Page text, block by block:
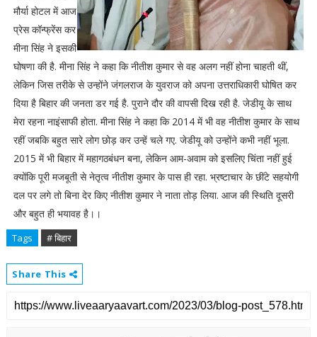
मौर्या होटल में आज
प्रेस कॉन्फ्रेंस कर
मीना सिंह ने इसकी
घोषणा की है. मीना सिंह ने कहा कि नीतीश कुमार से वह अलग नहीं होना चाहती थीं,
लेकिन जिस तरीके से उन्होंने जंगलराज के युवराज को अपना उत्तराधिकारी घोषित कर
दिया है बिहार की जनता डर गई है. पुराने दौर की वापसी दिख रही है. जेडीयू के साथ
मेरा रहना नाइंसाफी होता. मीना सिंह ने कहा कि 2014 में भी वह नीतीश कुमार के साथ
रहीं जबकि बहुत सारे लोग छोड़ कर उन्हें चले गए. जेडीयू को उन्होंने कभी नहीं भूला.
2015 में भी बिहार में महागठबंधन बना, लेकिन आम-अवाम को इसलिए चिंता नहीं हुई
क्योंकि पूरी मजबूती से नेतृत्व नीतीश कुमार के पास ही रहा. भ्रष्टाचार के छींटे सहयोगी
दल पर लगे तो बिना देर किए नीतीश कुमार ने नाता तोड़ लिया. आज की स्थिति दूसरी
और बहुत ही भयावह है।।
Tags # बिहार
Share This